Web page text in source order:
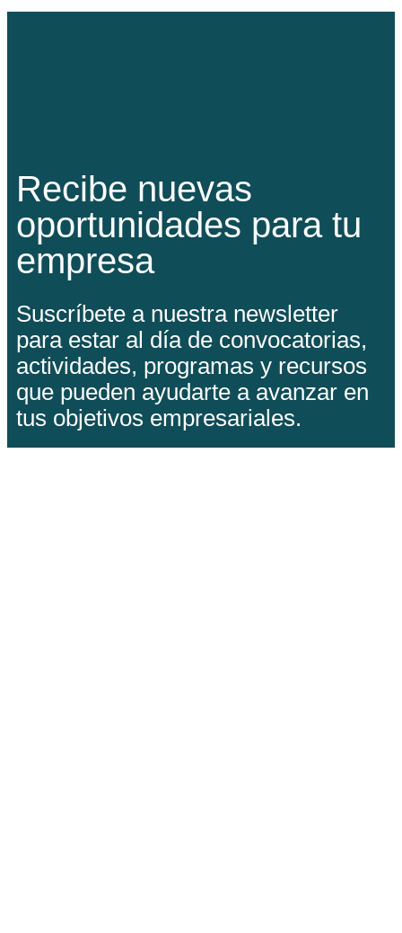
Recibe nuevas
oportunidades para tu
empresa
Suscríbete a nuestra newsletter
para estar al día de convocatorias,
actividades, programas y recursos
que pueden ayudarte a avanzar en
tus objetivos empresariales.